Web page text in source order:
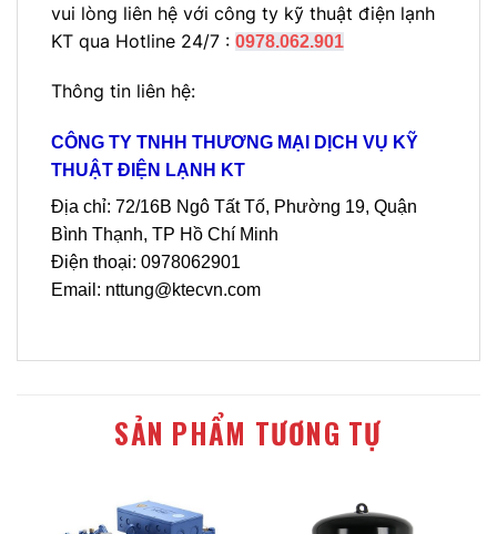
vui lòng liên hệ với công ty kỹ thuật điện lạnh
KT qua Hotline 24/7 : 0978.062.901
Thông tin liên hệ:
CÔNG TY TNHH THƯƠNG MẠI DỊCH VỤ KỸ
THUẬT ĐIỆN LẠNH KT
Địa chỉ: 72/16B Ngô Tất Tố, Phường 19, Quận
Bình Thạnh, TP Hồ Chí Minh
Điện thoại: 0978062901
Email: nttung@ktecvn.com
SẢN PHẨM TƯƠNG TỰ